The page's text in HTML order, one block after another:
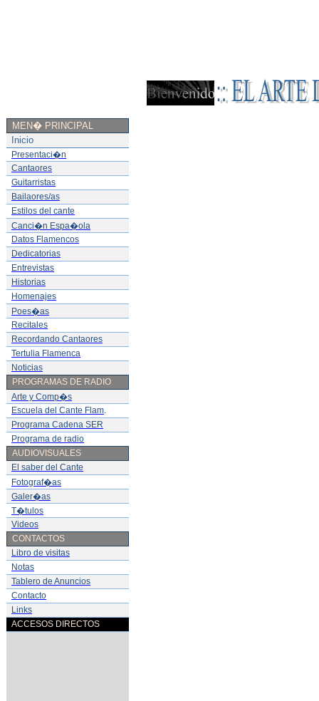
MEN� PRINCIPAL
Inicio
Presentaci�n
Cantaores
Guitarristas
Bailaores/as
Estilos del cante
Canci�n Espa�ola
Datos Flamencos
Dedicatorias
Entrevistas
Historias
Homenajes
Poes�as
Recitales
Recordando Cantaores
Tertulia Flamenca
Noticias
PROGRAMAS DE RADIO
Arte y Comp�s
Escuela del Cante Flam.
Programa Cadena SER
Programa de radio
AUDIOVISUALES
El saber del Cante
Fotograf�as
Galer�as
T�tulos
Videos
CONTACTOS
Libro de visitas
Notas
Tablero de Anuncios
Contacto
Links
ACCESOS DIRECTOS